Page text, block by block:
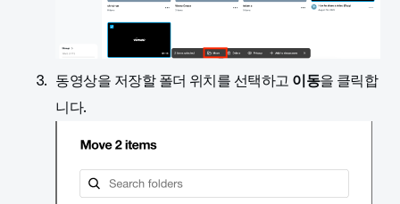
동영상을 저장할 폴더 위치를 선택하고이동을 클릭합
니다.